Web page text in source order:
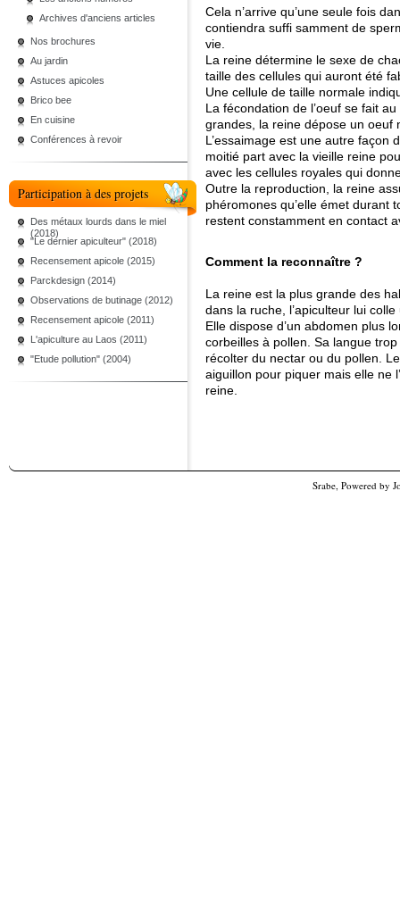
Archives d'anciens articles
Nos brochures
Au jardin
Astuces apicoles
Brico bee
En cuisine
Conférences à revoir
Participation à des projets
Des métaux lourds dans le miel
(2018)
"Le dernier apiculteur" (2018)
Recensement apicole (2015)
Parckdesign (2014)
Observations de butinage (2012)
Recensement apicole (2011)
L'apiculture au Laos (2011)
"Etude pollution" (2004)
Cela n’arrive qu’une seule fois
contiendra suffi samment de
vie.
La reine détermine le sexe de
taille des cellules qui auront été
Une cellule de taille normale
La fécondation de l’oeuf se fait
grandes, la reine dépose un oeuf
L’essaimage est une autre façon
moitié part avec la vieille reine
avec les cellules royales qui
Outre la reproduction, la reine
phéromones qu’elle émet durant
restent constamment en contact
Comment la reconnaître ?
La reine est la plus grande des
dans la ruche, l’apiculteur lui
Elle dispose d’un abdomen plus
corbeilles à pollen. Sa langue
récolter du nectar ou du pollen.
aiguillon pour piquer mais elle ne
reine.
Srabe, Powered by